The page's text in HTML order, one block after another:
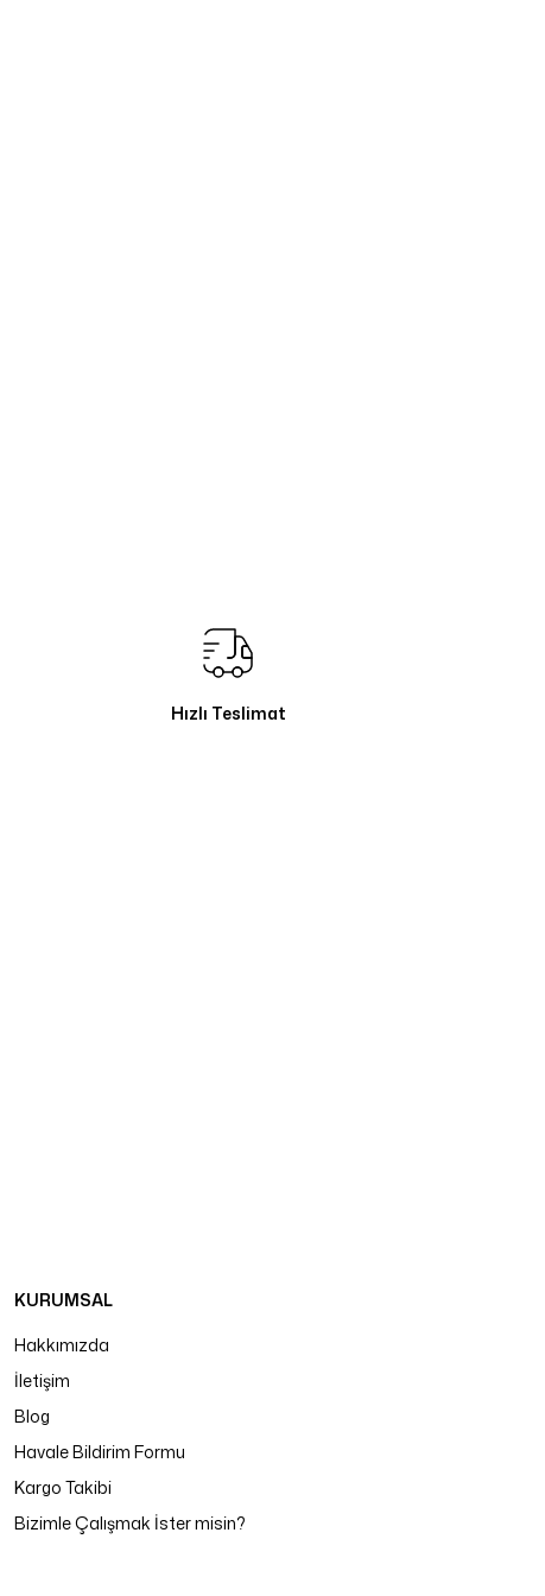
Hızlı Teslimat
KURUMSAL
Hakkımızda
İletişim
Blog
Havale Bildirim Formu
Kargo Takibi
Bizimle Çalışmak İster misin?